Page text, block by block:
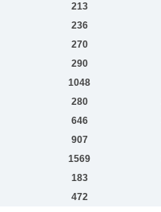
213
236
270
290
1048
280
646
907
1569
183
472